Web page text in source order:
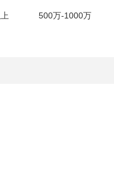
500万-1000万